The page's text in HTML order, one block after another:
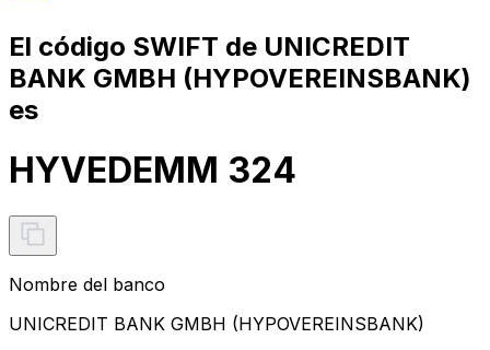
El código SWIFT de UNICREDIT
BANK GMBH (HYPOVEREINSBANK)
es
HYVEDEMM 324
Nombre del banco
UNICREDIT BANK GMBH (HYPOVEREINSBANK)